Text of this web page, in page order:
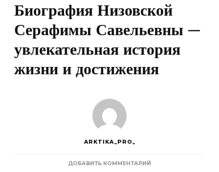
Биография Низовской
Серафимы Савельевны —
увлекательная история
жизни и достижения
ARKTIKA_PRO_
ДОБАВИТЬ КОММЕНТАРИЙ